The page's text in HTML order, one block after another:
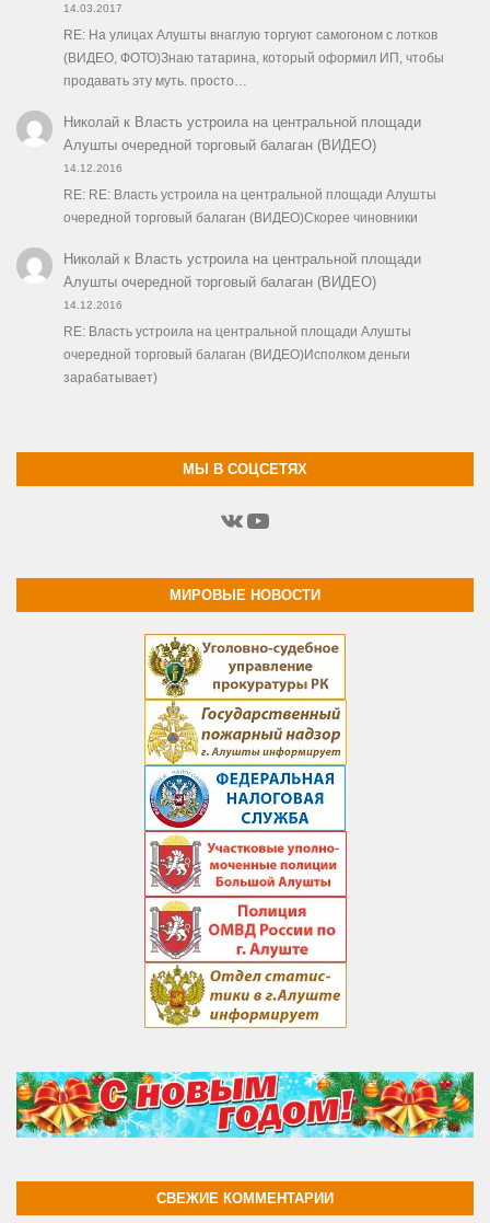
14.03.2017
RE: На улицах Алушты внаглую торгуют самогоном с лотков
(ВИДЕО, ФОТО)Знаю татарина, который оформил ИП, чтобы
продавать эту муть. просто…
Николайк Власть устроила на центральной площади
Алушты очередной торговый балаган (ВИДЕО)
14.12.2016
RE: RE: Власть устроила на центральной площади Алушты
очередной торговый балаган (ВИДЕО)Скорее чиновники
Николайк Власть устроила на центральной площади
Алушты очередной торговый балаган (ВИДЕО)
14.12.2016
RE: Власть устроила на центральной площади Алушты
очередной торговый балаган (ВИДЕО)Исполком деньги
зарабатывает)
МЫ В СОЦСЕТЯХ
ВКонтакте
YouTube
МИРОВЫЕ НОВОСТИ
СВЕЖИЕ КОММЕНТАРИИ